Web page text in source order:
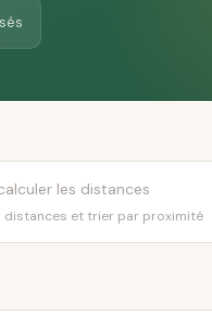
distances et trier par proximité